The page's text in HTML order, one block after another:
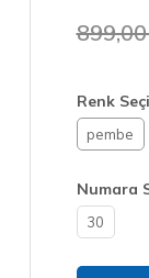
Renk
pembe
Numara
30